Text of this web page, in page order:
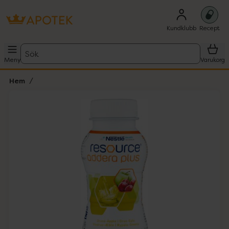
Kundklubb Recept
Meny
Sök
Varukorg
Hem